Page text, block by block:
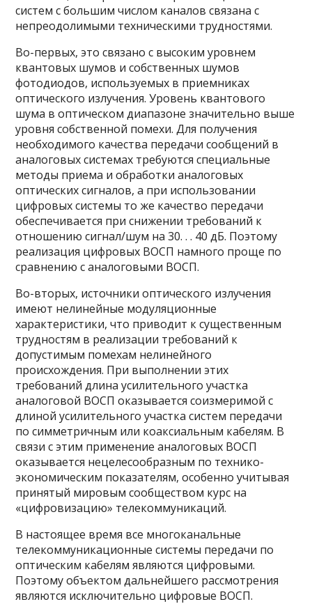
систем с большим числом каналов связана с
непреодолимыми техническими трудностями.
Во-первых, это связано с высоким уровнем
квантовых шумов и собственных шумов
фотодиодов, используемых в приемниках
оптического излучения. Уровень квантового
шума в оптическом диапазоне значительно выше
уровня собственной помехи. Для получения
необходимого качества передачи сообщений в
аналоговых системах требуются специальные
методы приема и обработки аналоговых
оптических сигналов, а при использовании
цифровых системы то же качество передачи
обеспечивается при снижении требований к
отношению сигнал/шум на 30. . . 40 дБ. Поэтому
реализация цифровых ВОСП намного проще по
сравнению с аналоговыми ВОСП.
Во-вторых, источники оптического излучения
имеют нелинейные модуляционные
характеристики, что приводит к существенным
трудностям в реализации требований к
допустимым помехам нелинейного
происхождения. При выполнении этих
требований длина усилительного участка
аналоговой ВОСП оказывается соизмеримой с
длиной усилительного участка систем передачи
по симметричным или коаксиальным кабелям. В
связи с этим применение аналоговых ВОСП
оказывается нецелесообразным по технико-
экономическим показателям, особенно учитывая
принятый мировым сообществом курс на
«цифровизацию» телекоммуникаций.
В настоящее время все многоканальные
телекоммуникационные системы передачи по
оптическим кабелям являются цифровыми.
Поэтому объектом дальнейшего рассмотрения
являются исключительно цифровые ВОСП.